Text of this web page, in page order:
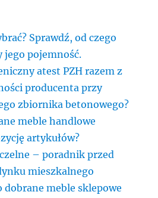
Sprawdź, od czego
jego pojemność.
atest PZH razem z
producenta przy
zbiornika betonowego?
meble handlowe
artykułów?
– poradnik przed
mieszkalnego
dobrane meble sklepowe